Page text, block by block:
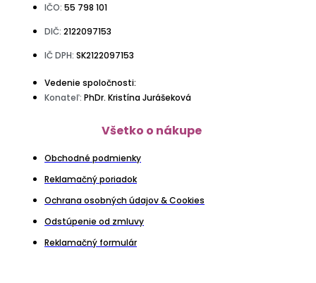
IČO: 55 798 101
DIČ: 2122097153
IČ DPH: SK2122097153
Vedenie spoločnosti:
Konateľ: PhDr. Kristína Jurášeková
Všetko o nákupe
Obchodné podmienky
Reklamačný poriadok
Ochrana osobných údajov & Cookies
Odstúpenie od zmluvy
Reklamačný formulár